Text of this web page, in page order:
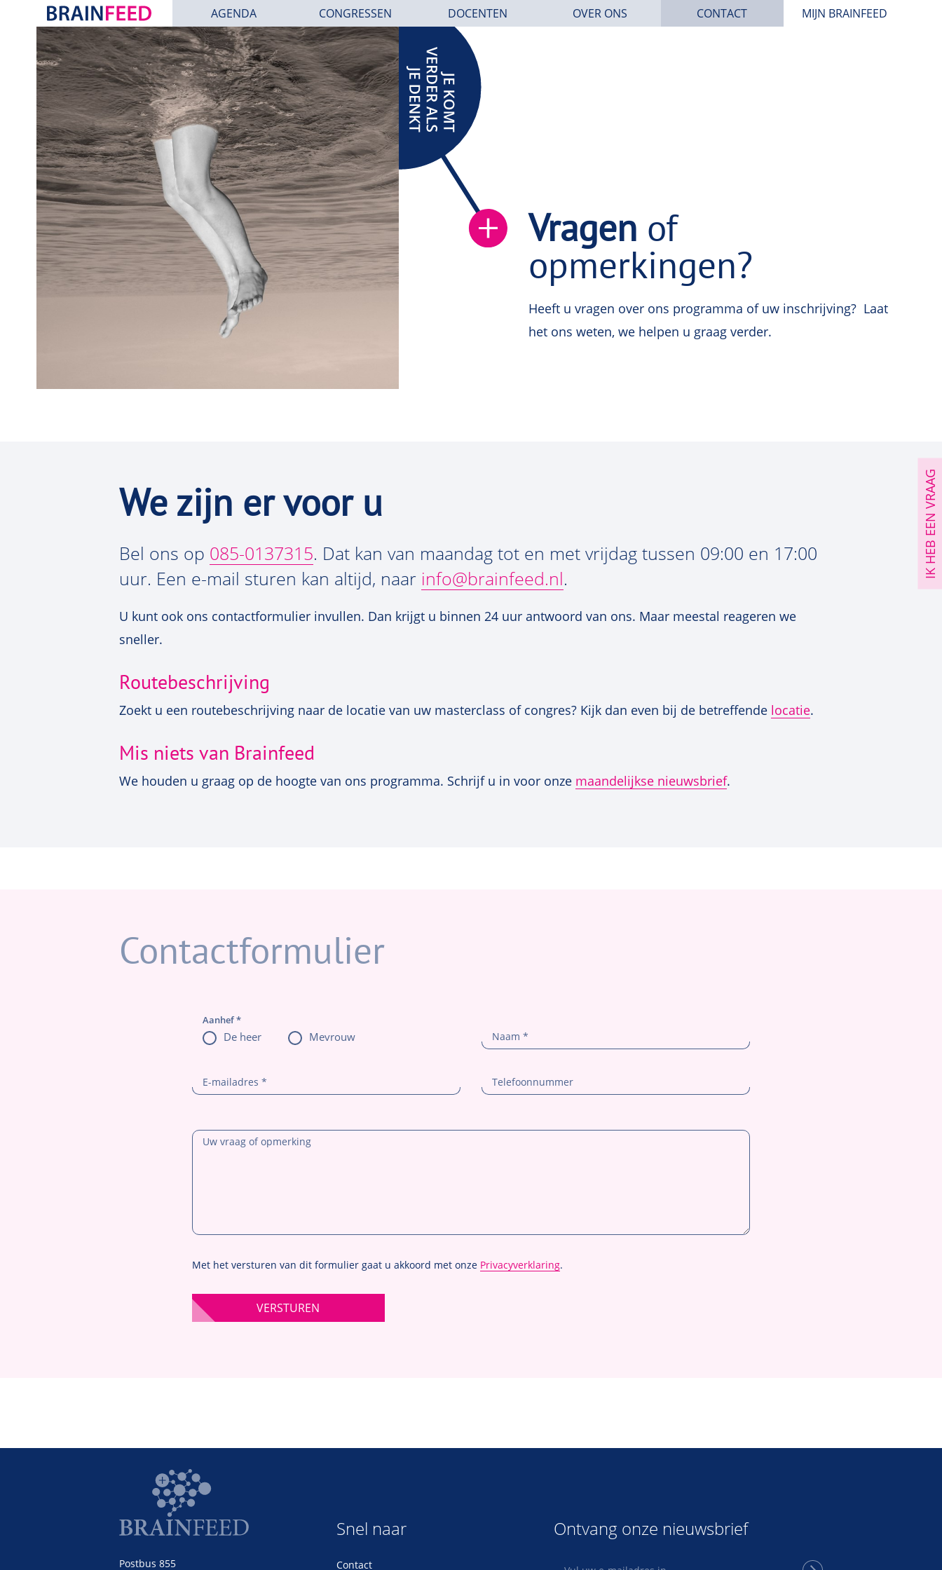
AGENDA CONGRESSEN DOCENTEN OVER ONS CONTACT(CURRENT)MIJN BRAINFEED
Vragen of
opmerkingen?
Heeft u vragen over ons programma of uw inschrijving? Laat
het ons weten, we helpen u graag verder.
We zijn er voor u
Bel ons op 085-0137315. Dat kan van maandag tot en met vrijdag tussen 09:00 en 17:00
uur. Een e-mail sturen kan altijd, naar info@brainfeed.nl.
U kunt ook ons contactformulier invullen. Dan krijgt u binnen 24 uur antwoord van ons. Maar meestal reageren we
sneller.
Routebeschrijving
Zoekt u een routebeschrijving naar de locatie van uw masterclass of congres? Kijk dan even bij de betreffende locatie.
Mis niets van Brainfeed
We houden u graag op de hoogte van ons programma. Schrijf u in voor onze maandelijkse nieuwsbrief.
Contactformulier
De heer Mevrouw
Aanhef*
Naam *
E-mailadres * Telefoonnummer
Uw vraag of opmerking
Met het versturen van dit formulier gaat u akkoord met onze Privacyverklaring.
VERSTUREN
IK HEB EEN VRAAG
Postbus 855
Snel naar
Contact
Ontvang onze nieuwsbrief